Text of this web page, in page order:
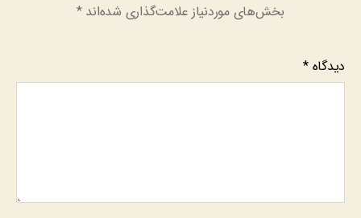
بخش‌های موردنیاز علامت‌گذاری شده‌اند*
دیدگاه*